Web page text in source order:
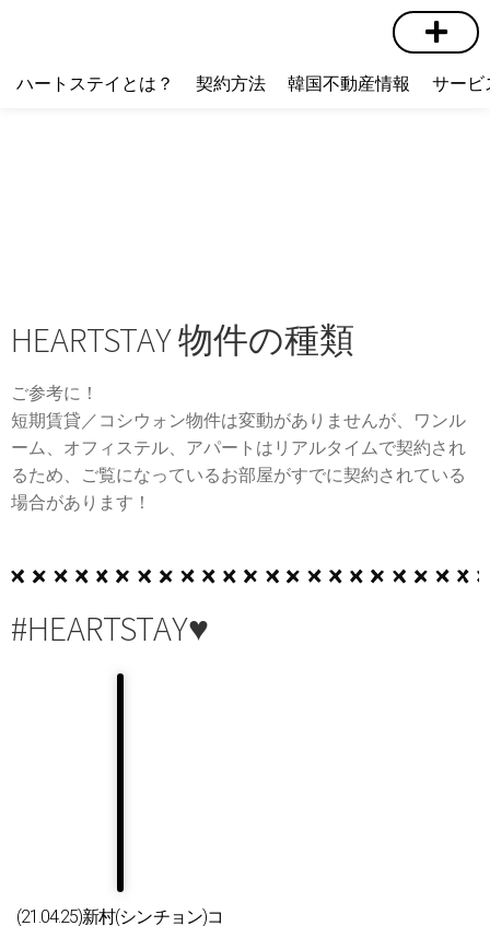
ハートステイとは？ 契約方法 韓国不動産情報 サービ
HEARTSTAY 物件の種類
ご参考に！
短期賃貸／コシウォン物件は変動がありませんが、ワンル
ーム、オフィステル、アパートはリアルタイムで契約され
るため、ご覧になっているお部屋がすでに契約されている
場合があります！
#HEARTSTAY♥
(21.04.25)新村(シンチョン)コ